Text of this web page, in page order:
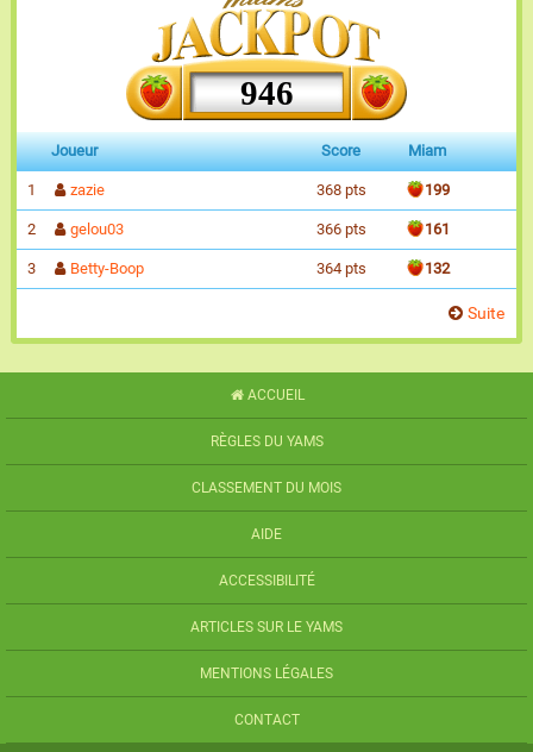
946
Joueur Score Miam
1 zazie 368 pts 199
2 gelou03 366 pts 161
3 Betty-Boop 364 pts 132
Suite
ACCUEIL
RÈGLES DU YAMS
CLASSEMENT DU MOIS
AIDE
ACCESSIBILITÉ
ARTICLES SUR LE YAMS
MENTIONS LÉGALES
CONTACT